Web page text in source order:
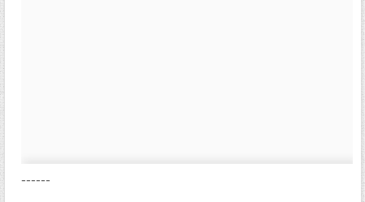
------